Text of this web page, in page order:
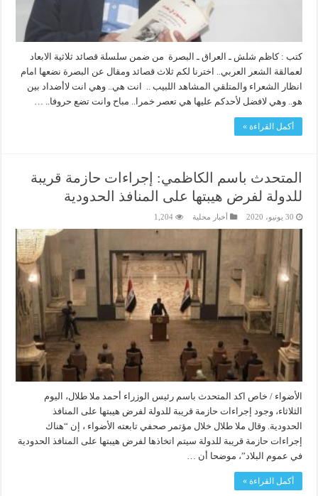
كتب : كاظم شلش ـ العراق ـ البصرة من ضمن سلسلة قصائد ثلاثية الابعاد
لعمالقة الشعر العربي.. اخترنا لكم ثلاث قصائد ومقال عن البصرة نضعها امام
انظار الشعراء والمتلقي المشاهد اللبيب .. انت هي.. وهي انت لاأضداد بين
هو.. وهي لافضل لأحدكم عليها هي تعصر خمرا.. مباح وانت تضع حروفا.. …
أكمل القراءة »
المتحدث باسم الكاظمي: إجراءات حازمة قريبة
للدولة لفرض هيبتها على المنافذ الحدودية
30 يونيو، 2020 أخبار محلية 1,204
الأضواء / خاص اكد المتحدث باسم رئيس الوزراء أحمد ملا طلال، اليوم
الثلاثاء، وجود إجراءات حازمة قريبة للدولة لفرض هيبتها على المنافذ
الحدودية. وقال ملا طلال خلال مؤتمر صحفي تابعته الأضواء ، إن “هناك
إجراءات حازمة قريبة للدولة سيتم اتخاذها لفرض هيبتها على المنافذ الحدودية
في عموم البلاد”، موضحا أن …
أكمل القراءة »